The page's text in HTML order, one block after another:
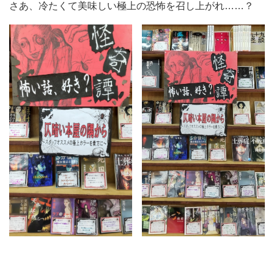
さあ、冷たくて美味しい極上の恐怖を召し上がれ……？